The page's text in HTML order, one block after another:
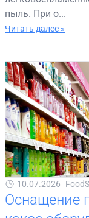
пыль. При о...
Читать далее »
10.07.2026
Оснащение